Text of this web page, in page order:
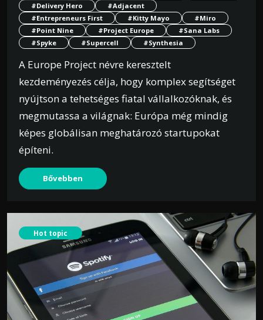
#Delivery Hero
#Adjacent
#Entrepreneurs First
#Kitty Mayo
#Miro
#Point Nine
#Project Europe
#Sana Labs
#Spyke
#Supercell #Synthesia
A Europe Project névre keresztelt
kezdeményezés célja, hogy komplex segítséget
nyújtson a tehetséges fiatal vállalkozóknak, és
megmutassa a világnak: Európa még mindig
képes globálisan meghatározó startupokat
építeni.
Bővebben
Hot topic